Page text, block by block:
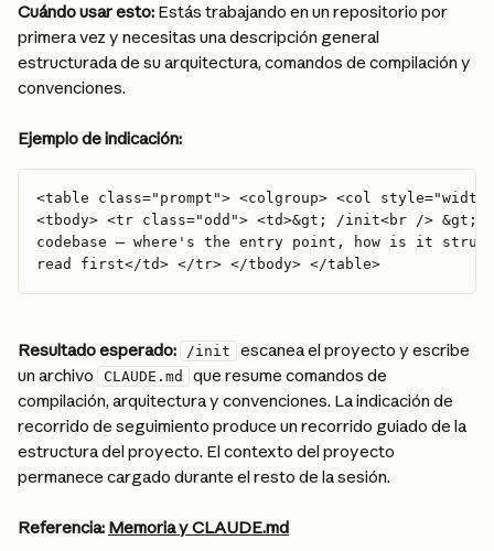
Cuándo usar esto: Estás trabajando en un repositorio por
primera vez y necesitas una descripción general
estructurada de su arquitectura, comandos de compilación y
convenciones.
Ejemplo de indicación:
<table class="prompt"> <colgroup> <col
<tbody> <tr class="odd"> <td>&gt; /init<br /> &gt;
codebase — where's the entry point, how is it
read first</td> </tr> </tbody> </table>
Resultado esperado: /init
escanea el proyecto y escribe
un archivo
CLAUDE.md
que resume comandos de
compilación, arquitectura y convenciones. La indicación de
recorrido de seguimiento produce un recorrido guiado de la
estructura del proyecto. El contexto del proyecto
permanece cargado durante el resto de la sesión.
Referencia: Memoria y CLAUDE.md